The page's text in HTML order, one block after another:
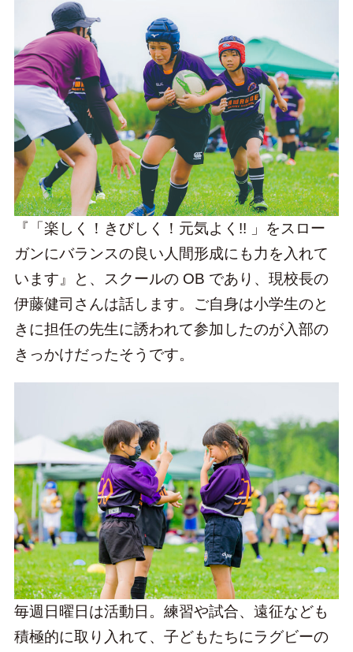
『「楽しく！きびしく！元気よく!! 」をスロー
ガンにバランスの良い人間形成にも力を入れて
います』と、スクールの OB であり、現校長の
伊藤健司さんは話します。ご自身は小学生のと
きに担任の先生に誘われて参加したのが入部の
きっかけだったそうです。
毎週日曜日は活動日。練習や試合、遠征なども
積極的に取り入れて、子どもたちにラグビーの